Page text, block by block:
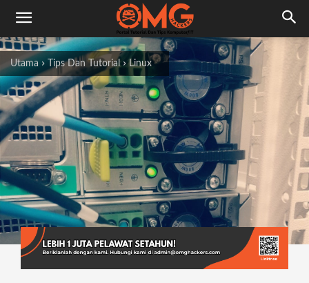
Utama Tips Dan Tutorial Linux